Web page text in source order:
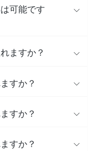
可能です
ますか？
すか？
すか？
すか？